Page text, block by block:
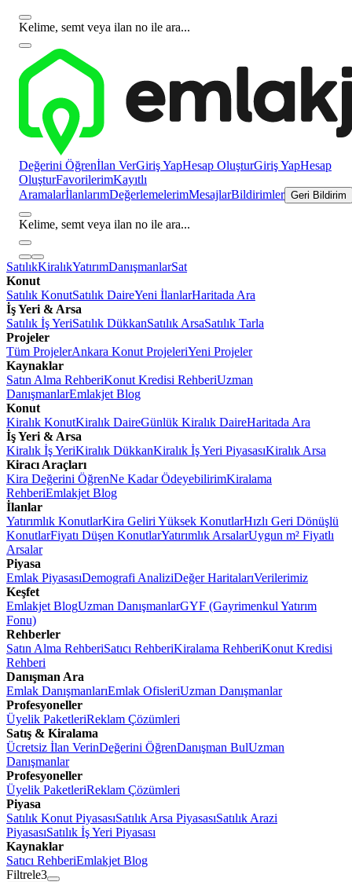
Kelime, semt veya ilan no ile ara...
Değerini Öğrenİlan VerGiriş YapHesap OluşturGiriş YapHesap
OluşturFavorilerimKayıtlı
AramalarİlanlarımDeğerlemelerimMesajlarBildirimler Geri Bildirim
Kelime, semt veya ilan no ile ara...
SatılıkKiralıkYatırımDanışmanlarSat
Konut
Satılık KonutSatılık DaireYeni İlanlarHaritada Ara
İş Yeri & Arsa
Satılık İş YeriSatılık DükkanSatılık ArsaSatılık Tarla
Projeler
Tüm ProjelerAnkara Konut ProjeleriYeni Projeler
Kaynaklar
Satın Alma RehberiKonut Kredisi RehberiUzman
DanışmanlarEmlakjet Blog
Konut
Kiralık KonutKiralık DaireGünlük Kiralık DaireHaritada Ara
İş Yeri & Arsa
Kiralık İş YeriKiralık DükkanKiralık İş Yeri PiyasasıKiralık Arsa
Kiracı Araçları
Kira Değerini ÖğrenNe Kadar ÖdeyebilirimKiralama
RehberiEmlakjet Blog
İlanlar
Yatırımlık KonutlarKira Geliri Yüksek KonutlarHızlı Geri Dönüşlü
KonutlarFiyatı Düşen KonutlarYatırımlık ArsalarUygun m² Fiyatlı
Arsalar
Piyasa
Emlak PiyasasıDemografi AnaliziDeğer HaritalarıVerilerimiz
Keşfet
Emlakjet BlogUzman DanışmanlarGYF (Gayrimenkul Yatırım
Fonu)
Rehberler
Satın Alma RehberiSatıcı RehberiKiralama RehberiKonut Kredisi
Rehberi
Danışman Ara
Emlak DanışmanlarıEmlak OfisleriUzman Danışmanlar
Profesyoneller
Üyelik PaketleriReklam Çözümleri
Satış & Kiralama
Ücretsiz İlan VerinDeğerini ÖğrenDanışman BulUzman
Danışmanlar
Profesyoneller
Üyelik PaketleriReklam Çözümleri
Piyasa
Satılık Konut PiyasasıSatılık Arsa PiyasasıSatılık Arazi
PiyasasıSatılık İş Yeri Piyasası
Kaynaklar
Satıcı RehberiEmlakjet Blog
Filtrele3